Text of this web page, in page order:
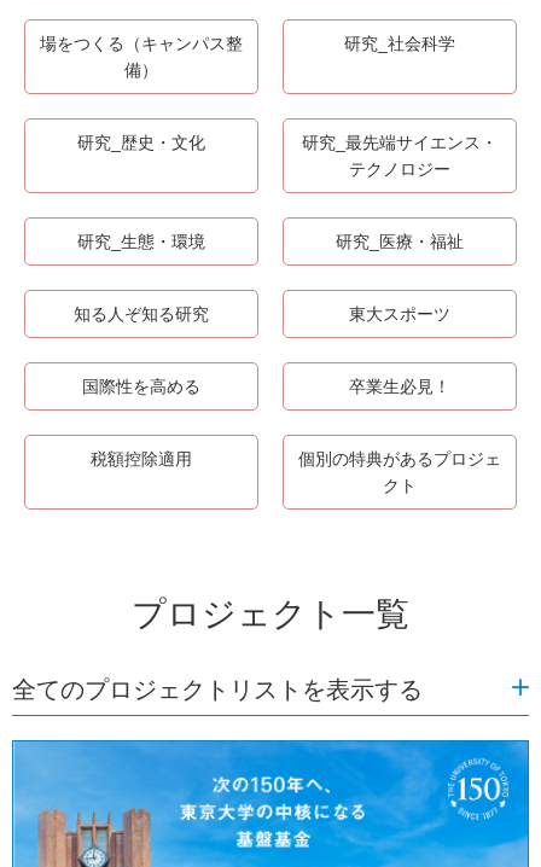
場をつくる（キャンパス整
備）
研究_社会科学
研究_歴史・文化
研究_最先端サイエンス・
テクノロジー
研究_生態・環境 研究_医療・福祉
知る人ぞ知る研究 東大スポーツ
国際性を高める 卒業生必見！
税額控除適用
個別の特典があるプロジェ
クト
プロジェクト一覧
全てのプロジェクトリストを表示する